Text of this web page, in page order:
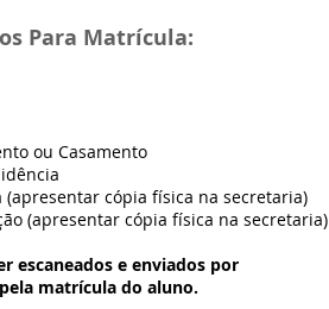
Para Matrícula:
ou Casamento
(apresentar cópia física na secretaria)
(apresentar cópia física na secretaria)
escaneados e enviados por
matrícula do aluno.